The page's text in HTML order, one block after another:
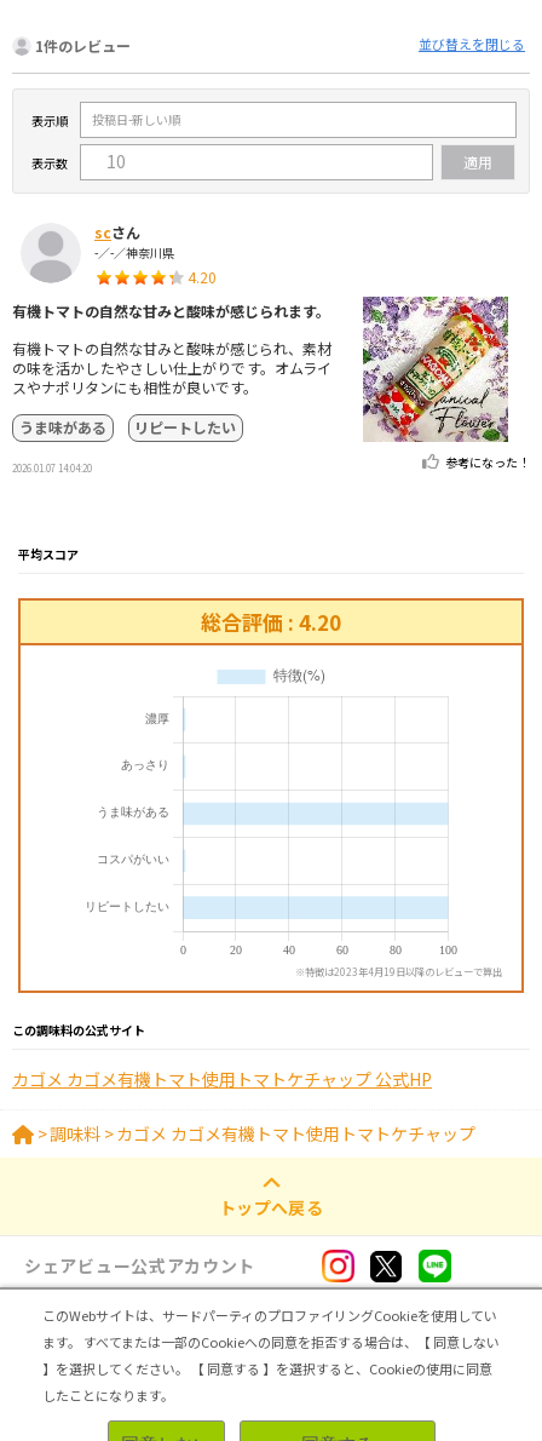
1件のレビュー 並び替えを閉じる
表示順
表示数
scさん
-／-／神奈川県
4.20
有機トマトの自然な甘みと酸味が感じられます。
有機トマトの自然な甘みと酸味が感じられ、素材
の味を活かしたやさしい仕上がりです。オムライ
スやナポリタンにも相性が良いです。
うま味がある
リピートしたい
2026.01.07 14:04:20 参考になった！
平均スコア
総合評価 : 4.20
※特徴は2023年4月19日以降のレビューで算出
この調味料の公式サイト
カゴメ カゴメ有機トマト使用トマトケチャップ 公式HP
>調味料 >カゴメ カゴメ有機トマト使用トマトケチャップ
トップへ戻る
シェアビュー公式アカウント
ログイン・新規登録
トップ | シェアビューとは レビュアー向け シェアビューインタビュー | カテゴリ一覧
運営会社 | 個人情報の取扱いについて
このWebサイトは、サードパーティのプロファイリングCookieを使用してい
ます。
すべてまたは一部のCookieへの同意を拒否する場合は、【 同意しない
】を選択してください。
【 同意する 】を選択すると、Cookieの使用に同意
したことになります。